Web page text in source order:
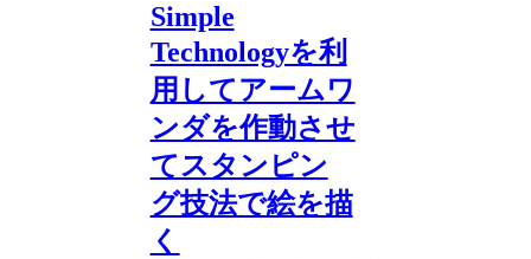
Simple
Technologyを利
用してアームワ
ンダを作動させ
てスタンピン
グ技法で絵を描
く